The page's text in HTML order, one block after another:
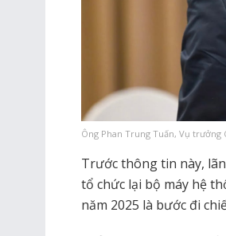
Ông Phan Trung Tuấn, Vụ
Trước thông tin này,
tổ chức lại bộ máy hệ
năm 2025 là bước đi